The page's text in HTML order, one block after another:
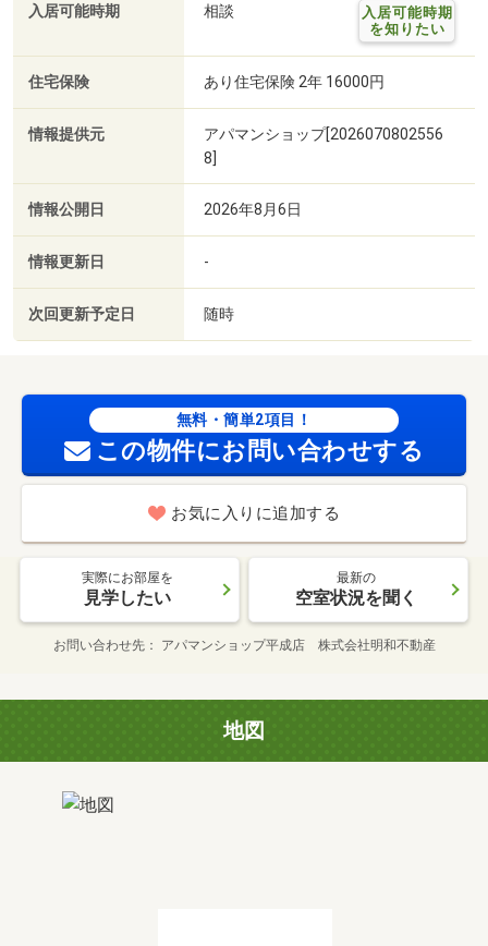
入居可能時期 相談
入居可能時期
を知りたい
住宅保険 あり住宅保険 2年 16000円
情報提供元
アパマンショップ[2026070802556
8]
情報公開日 2026年8月6日
情報更新日 -
次回更新予定日 随時
無料・簡単2項目！
この物件にお問い合わせする
お気に入りに追加する
実際にお部屋を
見学したい
最新の
空室状況を聞く
お問い合わせ先 アパマンショップ平成店 株式会社明和不動産
地図